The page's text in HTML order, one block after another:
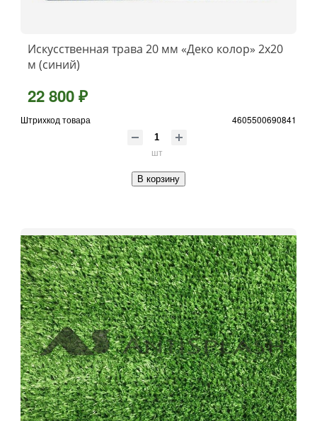
Искусственная трава 20 мм «Деко колор» 2х20
м (синий)
22 800 ₽
Штрихкод товара 4605500690841
шт
В корзину